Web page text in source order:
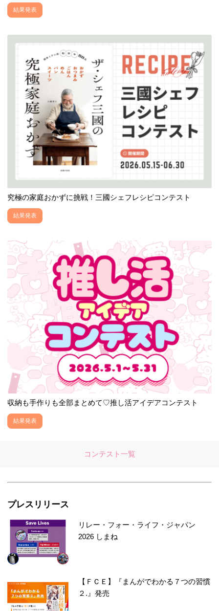
結果発表
究極の家庭おかずに挑戦！三國シェフレシピコンテスト
結果発表
収納も手作りも全部まとめて♡推し活アイデアコンテスト
結果発表
コンテスト一覧
プレスリリース
リレー・フォー・ライフ・ジャパン
2026 しまね
【ＦＣＥ】『まんがでわかる７つの習慣
２.』発売